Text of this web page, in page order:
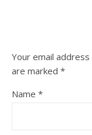
Your email
are marked *
Name *